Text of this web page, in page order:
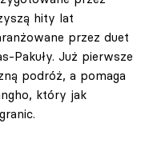
hity lat
przez duet
Pakuły. Już pierwsze
podróż, a pomaga
który jak